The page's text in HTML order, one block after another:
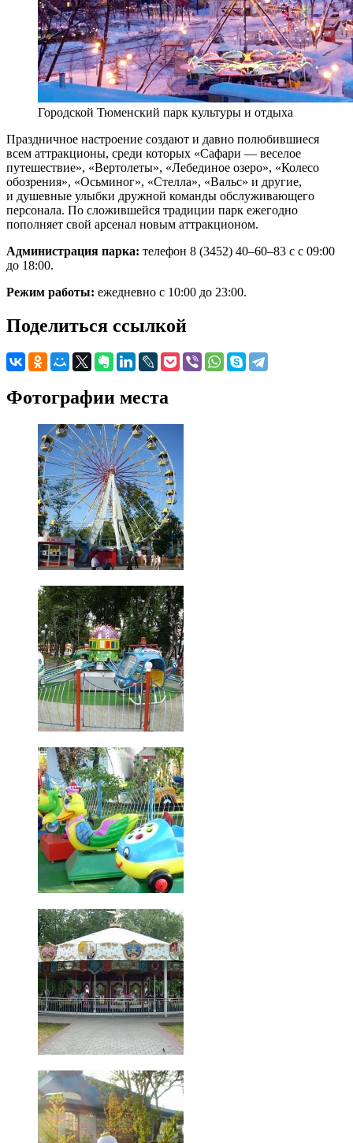
Городской Тюменский парк культуры и отдыха
Праздничное настроение создают и давно полюбившиеся
всем аттракционы, среди которых «Сафари — веселое
путешествие», «Вертолеты», «Лебединое озеро», «Колесо
обозрения», «Осьминог», «Стелла», «Вальс» и другие,
и душевные улыбки дружной команды обслуживающего
персонала. По сложившейся традиции парк ежегодно
пополняет свой арсенал новым аттракционом.
Администрация парка: телефон 8 (3452) 40–60–83 с с 09:00
до 18:00.
Режим работы: ежедневно с 10:00 до 23:00.
Поделиться ссылкой
Фотографии места